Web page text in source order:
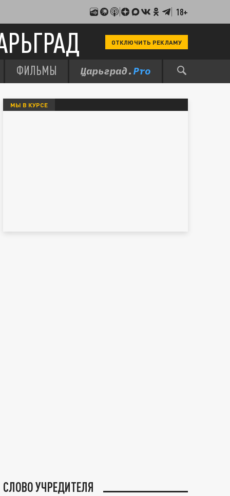
18+
ОТКЛЮЧИТЬ РЕКЛАМУ
ФИЛЬМЫ
МЫ В КУРСЕ
СЛОВО УЧРЕДИТЕЛЯ